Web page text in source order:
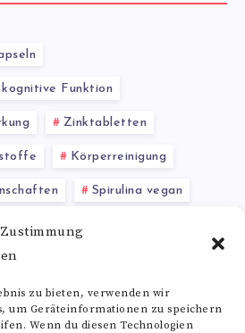
zu bieten, verwenden wir
um Geräteinformationen zu speichern
Wenn du diesen Technologien
Funktion
Zinktabletten
Körperreinigung
Spirulina vegan
Arginin Nebenwirkungen
(5-HTP)
Schlagwörter